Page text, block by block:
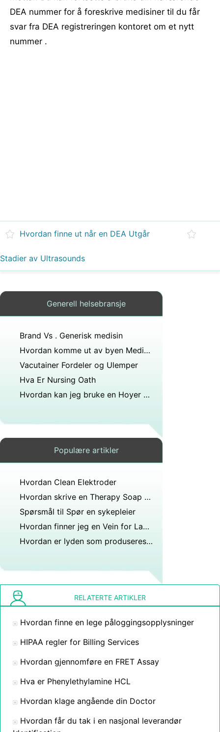
DEA nummer for å foreskrive medisiner til du får
svar fra DEA registreringen kontoret om et nytt
nummer .
Hvordan finne ut når en DEA Utgår
Stadier av Ultrasounds
Generell helsebransje
Brand Vs . Generisk medisin
Hvordan komme ut av byen Medical Transport
Vacutainer Fordeler og Ulemper
Hva Er Nursing Oath
Hvordan kan jeg bruke en Hoyer Lift 400
Populære artikler
Hvordan Clean Elektroder
Hvordan skrive en Therapy Soap Note
Spørsmål til Spør en sykepleier
Hvordan finner jeg en Vein for Lab Work
Hvordan er lyden som produseres i Ultrasonography
RELATERTE ARTIKLER
Hvordan finne en lege påloggingsopplysninger
HIPAA regler for Billing Services
Hvordan gjennomføre en FRET Assay
Hva er Phenylethylamine HCL
Hvordan klage angående din Doctor
Hvordan får du tak i en nasjonal leverandør